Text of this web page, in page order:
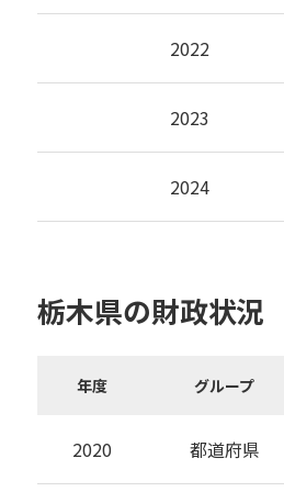
2022
2023
2024
栃木県の財政状況
年度 グループ
2020 都道府県